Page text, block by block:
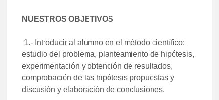
NUESTROS OBJETIVOS
1.- Introducir al alumno en el método científico:
estudio del problema, planteamiento de hipótesis,
experimentación y obtención de resultados,
comprobación de las hipótesis propuestas y
discusión y elaboración de conclusiones.